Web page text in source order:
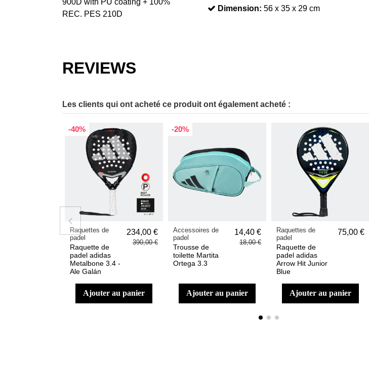
900D with PU coating + 100%
REC. PES 210D
Dimension: 56 x 35 x 29 cm
REVIEWS
Les clients qui ont acheté ce produit ont également acheté :
-40%
Raquettes de
padel
Raquette de
padel adidas
Metalbone 3.4 -
Ale Galán
234,00 €
390,00 €
ajouter au panier
-20%
Accessoires de
padel
Trousse de
toilette Martita
Ortega 3.3
14,40 €
18,00 €
ajouter au panier
Raquettes de
padel
Raquette de
padel adidas
Arrow Hit Junior
Blue
75,00 €
ajouter au panier